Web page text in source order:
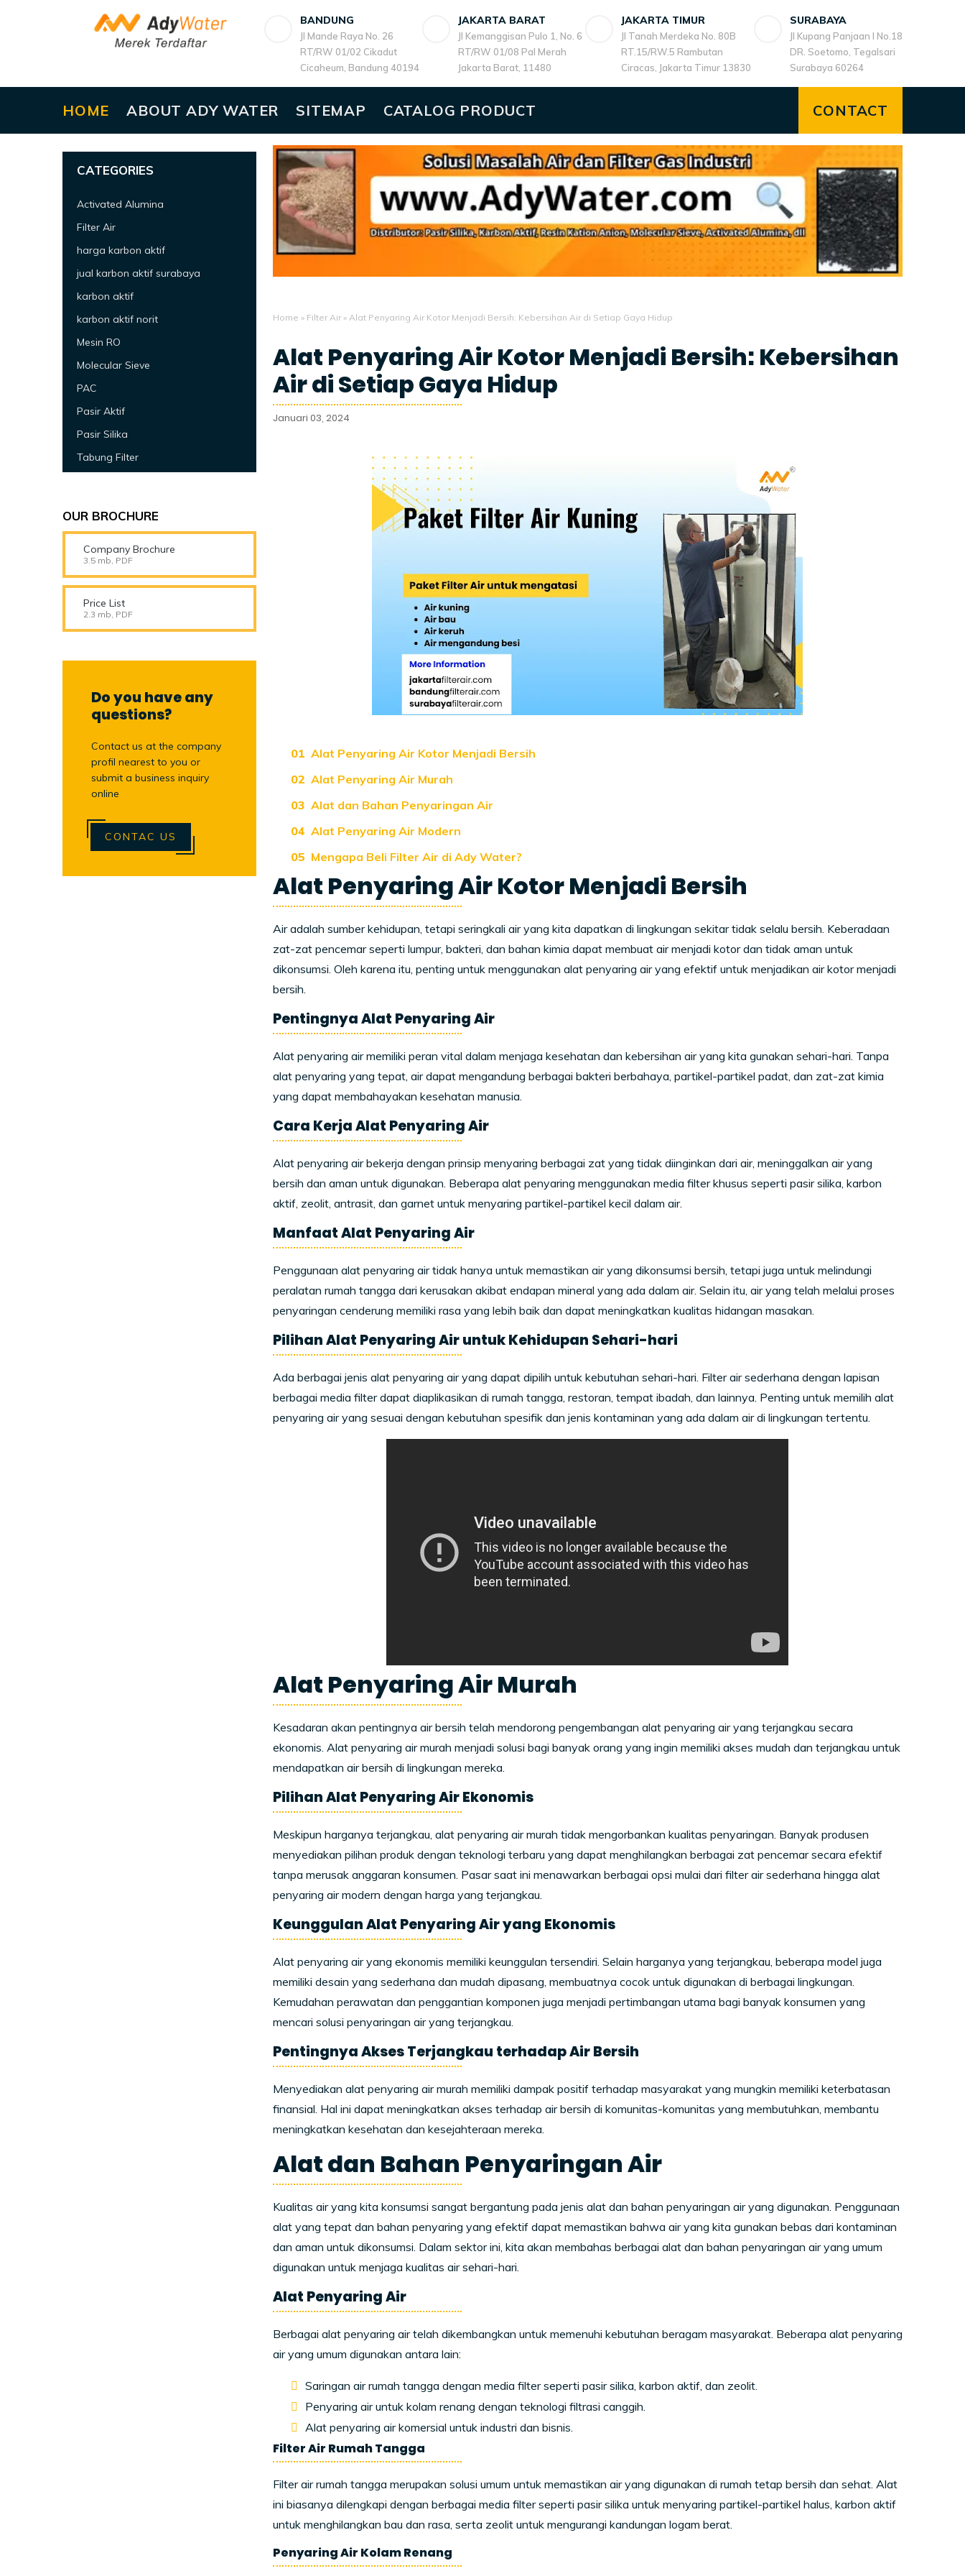
BANDUNG
Jl Mande Raya No. 26
RT/RW 01/02 Cikadut
Cicaheum, Bandung 40194
JAKARTA BARAT
Jl Kemanggisan Pulo 1, No. 6
RT/RW 01/08 Pal Merah
Jakarta Barat, 11480
JAKARTA TIMUR
Jl Tanah Merdeka No. 80B
RT.15/RW.5 Rambutan
Ciracas, Jakarta Timur 13830
SURABAYA
Jl Kupang Panjaan I No.18
DR. Soetomo, Tegalsari
Surabaya 60264
HOME ABOUT ADY WATER SITEMAP CATALOG PRODUCT CONTACT
Home » Filter Air» Alat Penyaring Air Kotor Menjadi Bersih: Kebersihan Air di Setiap Gaya Hidup
Alat Penyaring Air Kotor Menjadi Bersih: Kebersihan
Air di Setiap Gaya Hidup
Januari 03, 2024
Alat Penyaring Air Kotor Menjadi Bersih
Alat Penyaring Air Murah
Alat dan Bahan Penyaringan Air
Alat Penyaring Air Modern
Mengapa Beli Filter Air di Ady Water?
Alat Penyaring Air Kotor Menjadi Bersih
Air adalah sumber kehidupan, tetapi seringkali air yang kita dapatkan di lingkungan sekitar tidak selalu bersih. Keberadaan
zat-zat pencemar seperti lumpur, bakteri, dan bahan kimia dapat membuat air menjadi kotor dan tidak aman untuk
dikonsumsi. Oleh karena itu, penting untuk menggunakan alat penyaring air yang efektif untuk menjadikan air kotor menjadi
bersih.
Pentingnya Alat Penyaring Air
Alat penyaring air memiliki peran vital dalam menjaga kesehatan dan kebersihan air yang kita gunakan sehari-hari. Tanpa
alat penyaring yang tepat, air dapat mengandung berbagai bakteri berbahaya, partikel-partikel padat, dan zat-zat kimia
yang dapat membahayakan kesehatan manusia.
Cara Kerja Alat Penyaring Air
Alat penyaring air bekerja dengan prinsip menyaring berbagai zat yang tidak diinginkan dari air, meninggalkan air yang
bersih dan aman untuk digunakan. Beberapa alat penyaring menggunakan media filter khusus seperti pasir silika, karbon
aktif, zeolit, antrasit, dan garnet untuk menyaring partikel-partikel kecil dalam air.
Manfaat Alat Penyaring Air
Penggunaan alat penyaring air tidak hanya untuk memastikan air yang dikonsumsi bersih, tetapi juga untuk melindungi
peralatan rumah tangga dari kerusakan akibat endapan mineral yang ada dalam air. Selain itu, air yang telah melalui proses
penyaringan cenderung memiliki rasa yang lebih baik dan dapat meningkatkan kualitas hidangan masakan.
Pilihan Alat Penyaring Air untuk Kehidupan Sehari-hari
Ada berbagai jenis alat penyaring air yang dapat dipilih untuk kebutuhan sehari-hari. Filter air sederhana dengan lapisan
berbagai media filter dapat diaplikasikan di rumah tangga, restoran, tempat ibadah, dan lainnya. Penting untuk memilih alat
penyaring air yang sesuai dengan kebutuhan spesifik dan jenis kontaminan yang ada dalam air di lingkungan tertentu.
Alat Penyaring Air Murah
Kesadaran akan pentingnya air bersih telah mendorong pengembangan alat penyaring air yang terjangkau secara
ekonomis. Alat penyaring air murah menjadi solusi bagi banyak orang yang ingin memiliki akses mudah dan terjangkau untuk
mendapatkan air bersih di lingkungan mereka.
Pilihan Alat Penyaring Air Ekonomis
Meskipun harganya terjangkau, alat penyaring air murah tidak mengorbankan kualitas penyaringan. Banyak produsen
menyediakan pilihan produk dengan teknologi terbaru yang dapat menghilangkan berbagai zat pencemar secara efektif
tanpa merusak anggaran konsumen. Pasar saat ini menawarkan berbagai opsi mulai dari filter air sederhana hingga alat
penyaring air modern dengan harga yang terjangkau.
Keunggulan Alat Penyaring Air yang Ekonomis
Alat penyaring air yang ekonomis memiliki keunggulan tersendiri. Selain harganya yang terjangkau, beberapa model juga
memiliki desain yang sederhana dan mudah dipasang, membuatnya cocok untuk digunakan di berbagai lingkungan.
Kemudahan perawatan dan penggantian komponen juga menjadi pertimbangan utama bagi banyak konsumen yang
mencari solusi penyaringan air yang terjangkau.
Pentingnya Akses Terjangkau terhadap Air Bersih
Menyediakan alat penyaring air murah memiliki dampak positif terhadap masyarakat yang mungkin memiliki keterbatasan
finansial. Hal ini dapat meningkatkan akses terhadap air bersih di komunitas-komunitas yang membutuhkan, membantu
meningkatkan kesehatan dan kesejahteraan mereka.
Alat dan Bahan Penyaringan Air
Kualitas air yang kita konsumsi sangat bergantung pada jenis alat dan bahan penyaringan air yang digunakan. Penggunaan
alat yang tepat dan bahan penyaring yang efektif dapat memastikan bahwa air yang kita gunakan bebas dari kontaminan
dan aman untuk dikonsumsi. Dalam sektor ini, kita akan membahas berbagai alat dan bahan penyaringan air yang umum
digunakan untuk menjaga kualitas air sehari-hari.
Alat Penyaring Air
Berbagai alat penyaring air telah dikembangkan untuk memenuhi kebutuhan beragam masyarakat. Beberapa alat penyaring
air yang umum digunakan antara lain:
Saringan air rumah tangga dengan media filter seperti pasir silika, karbon aktif, dan zeolit.
Penyaring air untuk kolam renang dengan teknologi filtrasi canggih.
Alat penyaring air komersial untuk industri dan bisnis.
Filter Air Rumah Tangga
Filter air rumah tangga merupakan solusi umum untuk memastikan air yang digunakan di rumah tetap bersih dan sehat. Alat
ini biasanya dilengkapi dengan berbagai media filter seperti pasir silika untuk menyaring partikel-partikel halus, karbon aktif
untuk menghilangkan bau dan rasa, serta zeolit untuk mengurangi kandungan logam berat.
Penyaring Air Kolam Renang
CATEGORIES
Activated Alumina
Filter Air
harga karbon aktif
jual karbon aktif surabaya
karbon aktif
karbon aktif norit
Mesin RO
Molecular Sieve
PAC
Pasir Aktif
Pasir Silika
Tabung Filter
OUR BROCHURE
Company Brochure
3.5 mb, PDF
Price List
2.3 mb, PDF
Do you have any
questions?
Contact us at the company
profil nearest to you or
submit a business inquiry
online
CONTAC US